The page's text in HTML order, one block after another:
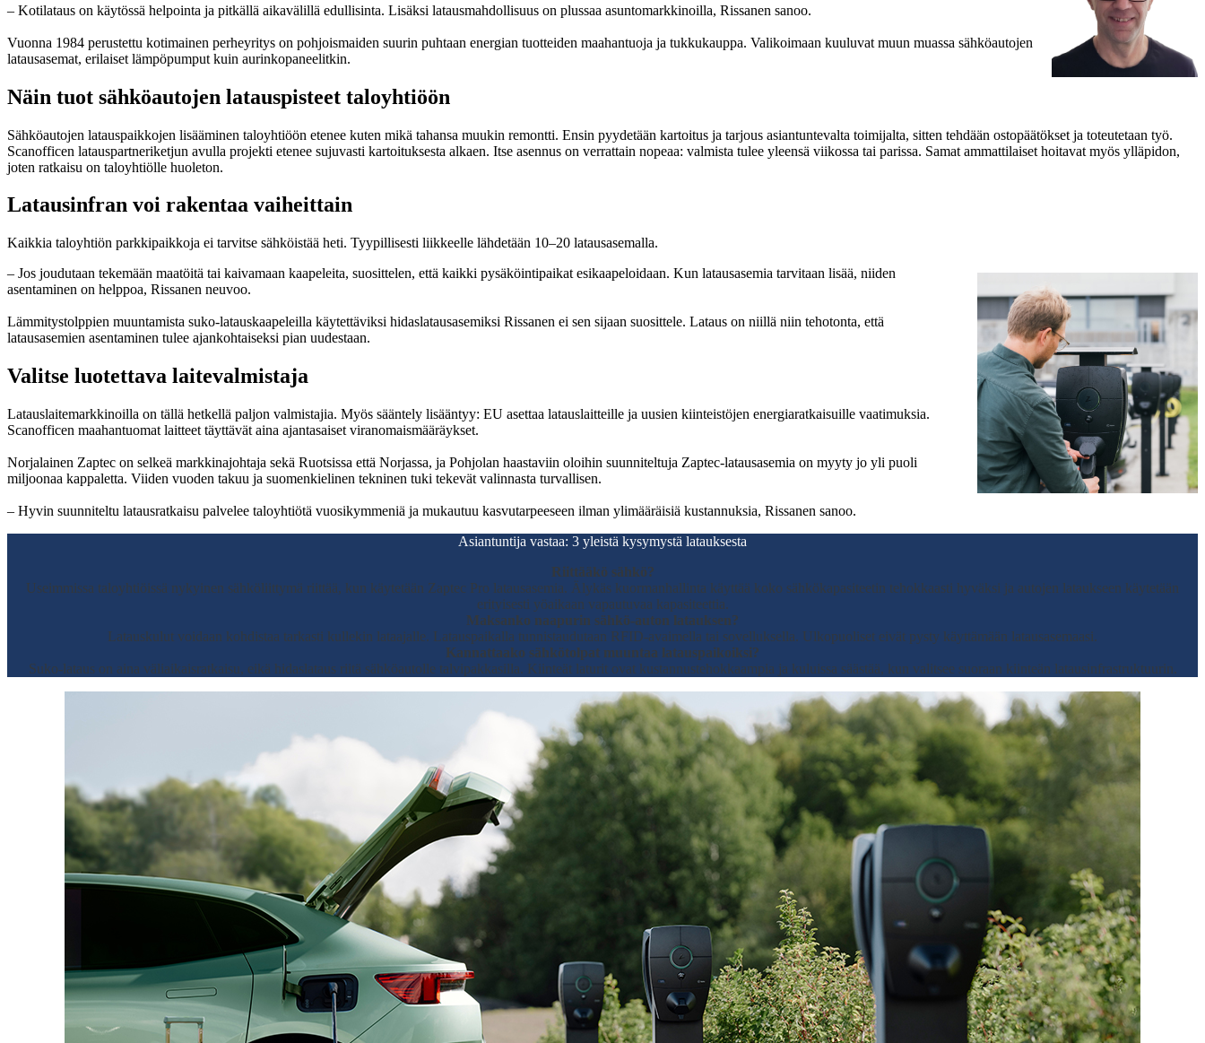
– Kotilataus on käytössä helpointa ja pitkällä aikavälillä edullisinta. Lisäksi latausmahdollisuus on plussaa asuntomarkkinoilla, Rissanen sanoo.
Vuonna 1984 perustettu kotimainen perheyritys on pohjoismaiden suurin puhtaan energian tuotteiden maahantuoja ja tukkukauppa. Valikoimaan kuuluvat muun muassa sähköautojen
latausasemat, erilaiset lämpöpumput kuin aurinkopaneelitkin.
Näin tuot sähköautojen latauspisteet taloyhtiöön
Sähköautojen latauspaikkojen lisääminen taloyhtiöön etenee kuten mikä tahansa muukin remontti. Ensin pyydetään kartoitus ja tarjous asiantuntevalta toimijalta, sitten tehdään ostopäätökset ja toteutetaan työ.
Scanofficen latauspartneriketjun avulla projekti etenee sujuvasti kartoituksesta alkaen. Itse asennus on verrattain nopeaa: valmista tulee yleensä viikossa tai parissa. Samat ammattilaiset hoitavat myös ylläpidon,
joten ratkaisu on taloyhtiölle huoleton.
Latausinfran voi rakentaa vaiheittain
Kaikkia taloyhtiön parkkipaikkoja ei tarvitse sähköistää heti. Tyypillisesti liikkeelle lähdetään 10–20 latausasemalla.
– Jos joudutaan tekemään maatöitä tai kaivamaan kaapeleita, suosittelen, että kaikki pysäköintipaikat esikaapeloidaan. Kun latausasemia tarvitaan lisää, niiden
asentaminen on helppoa, Rissanen neuvoo.
Lämmitystolppien muuntamista suko-latauskaapeleilla käytettäviksi hidaslatausasemiksi Rissanen ei sen sijaan suosittele. Lataus on niillä niin tehotonta, että
latausasemien asentaminen tulee ajankohtaiseksi pian uudestaan.
Valitse luotettava laitevalmistaja
Latauslaitemarkkinoilla on tällä hetkellä paljon valmistajia. Myös sääntely lisääntyy: EU asettaa latauslaitteille ja uusien kiinteistöjen energiaratkaisuille vaatimuksia.
Scanofficen maahantuomat laitteet täyttävät aina ajantasaiset viranomaismääräykset.
Norjalainen Zaptec on selkeä markkinajohtaja sekä Ruotsissa että Norjassa, ja Pohjolan haastaviin oloihin suunniteltuja Zaptec-latausasemia on myyty jo yli puoli
miljoonaa kappaletta. Viiden vuoden takuu ja suomenkielinen tekninen tuki tekevät valinnasta turvallisen.
– Hyvin suunniteltu latausratkaisu palvelee taloyhtiötä vuosikymmeniä ja mukautuu kasvutarpeeseen ilman ylimääräisiä kustannuksia, Rissanen sanoo.
Asiantuntija vastaa: 3 yleistä kysymystä latauksesta
Riittääkö sähkö?
Useimmissa taloyhtiöissä nykyinen sähköliittymä riittää, kun käytetään Zaptec Pro latausasemia. Älykäs kuormanhallinta käyttää koko sähkökapasiteetin tehokkaasti hyväksi ja autojen lataukseen käytetään
erityisesti yöaikaan vapautuvaa kapasiteettia.
Maksanko naapurin sähkö-auton latauksen?
Latauskulut voidaan kohdistaa tarkasti kullekin lataajalle. Latauspaikalla tunnistaudutaan RFID-avaimella tai sovelluksella. Ulkopuoliset eivät pysty käyttämään latausasemaasi.
Kannattaako sähkötolpat muuntaa latauspaikoiksi?
Suko-lataus on aina väliaikaisratkaisu, eikä hidaslataus riitä sähköautolle talvipakkasilla. Kiinteät laturit ovat kustannustehokkaampia ja kuluissa säästää, kun valitsee suoraan kiinteän latausinfrastruktuurin.